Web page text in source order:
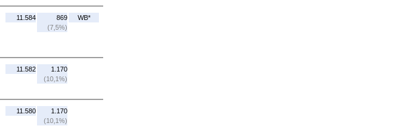
11.584
869
(7,5%)
WB*
11.582
1.170
(10,1%)
11.580
1.170
(10,1%)